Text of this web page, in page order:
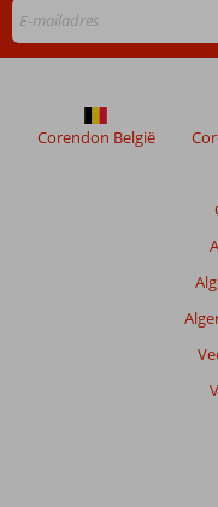
Corendon België